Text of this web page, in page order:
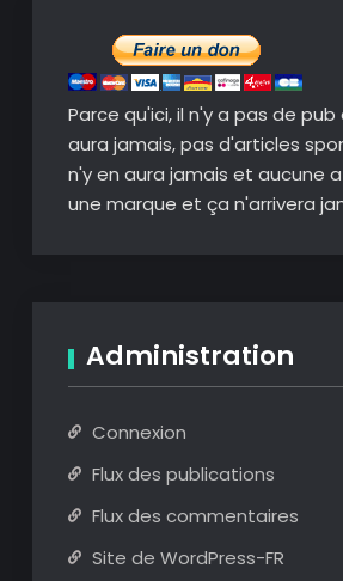
articles
Parce qu'ici, il n'y a pas de pub
aura jamais, pas d'articles
n'y en aura jamais et aucune
une marque et ça n'arrivera
Administration
Connexion
Flux des publications
Flux des commentaires
Site de WordPress-FR